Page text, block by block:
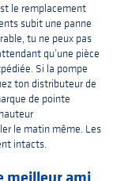
le remplacement
subit une panne
tu ne peux pas
qu’une pièce
Si la pompe
ton distributeur de
de pointe
le matin même. Les
intacts.
meilleur ami